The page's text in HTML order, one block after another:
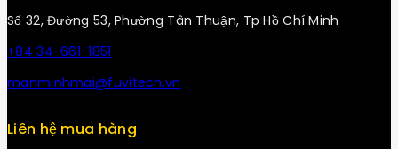
Số 32, Đường 53, Phường Tân Thuận, Tp Hồ Chí Minh
+84 34-661-1851
manminhmai@fuvitech.vn
Liên hệ mua hàng